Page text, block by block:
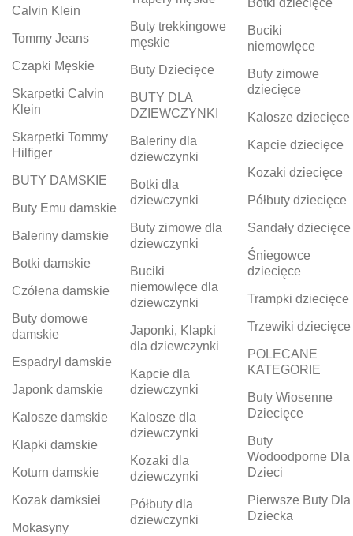
Calvin Klein
Tommy Jeans
Czapki Męskie
Skarpetki Calvin
Klein
Skarpetki Tommy
Hilfiger
BUTY DAMSKIE
Buty Emu damskie
Baleriny damskie
Botki damskie
Czółena damskie
Buty domowe
damskie
Espadryl damskie
Japonk damskie
Kalosze damskie
Klapki damskie
Koturn damskie
Kozak damksiei
Mokasyny
Buty trekkingowe
męskie
Buty Dziecięce
BUTY DLA
DZIEWCZYNKI
Baleriny dla
dziewczynki
Botki dla
dziewczynki
Buty zimowe dla
dziewczynki
Buciki
niemowlęce dla
dziewczynki
Japonki, Klapki
dla dziewczynki
Kapcie dla
dziewczynki
Kalosze dla
dziewczynki
Kozaki dla
dziewczynki
Półbuty dla
dziewczynki
Botki dziecięce
Buciki
niemowlęce
Buty zimowe
dziecięce
Kalosze dziecięce
Kapcie dziecięce
Kozaki dziecięce
Półbuty dziecięce
Sandały dziecięce
Śniegowce
dziecięce
Trampki dziecięce
Trzewiki dziecięce
POLECANE
KATEGORIE
Buty Wiosenne
Dziecięce
Buty
Wodoodporne Dla
Dzieci
Pierwsze Buty Dla
Dziecka